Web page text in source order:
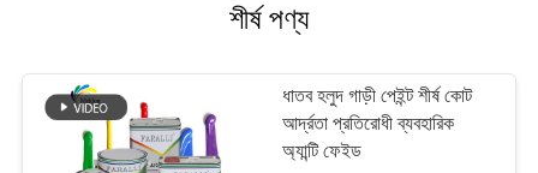
শীর্ষ পণ্য
ধাতব হলুদ গাড়ী পেইন্ট শীর্ষ কোট
আর্দ্রতা প্রতিরোধী ব্যবহারিক
অ্যান্টি ফেইড